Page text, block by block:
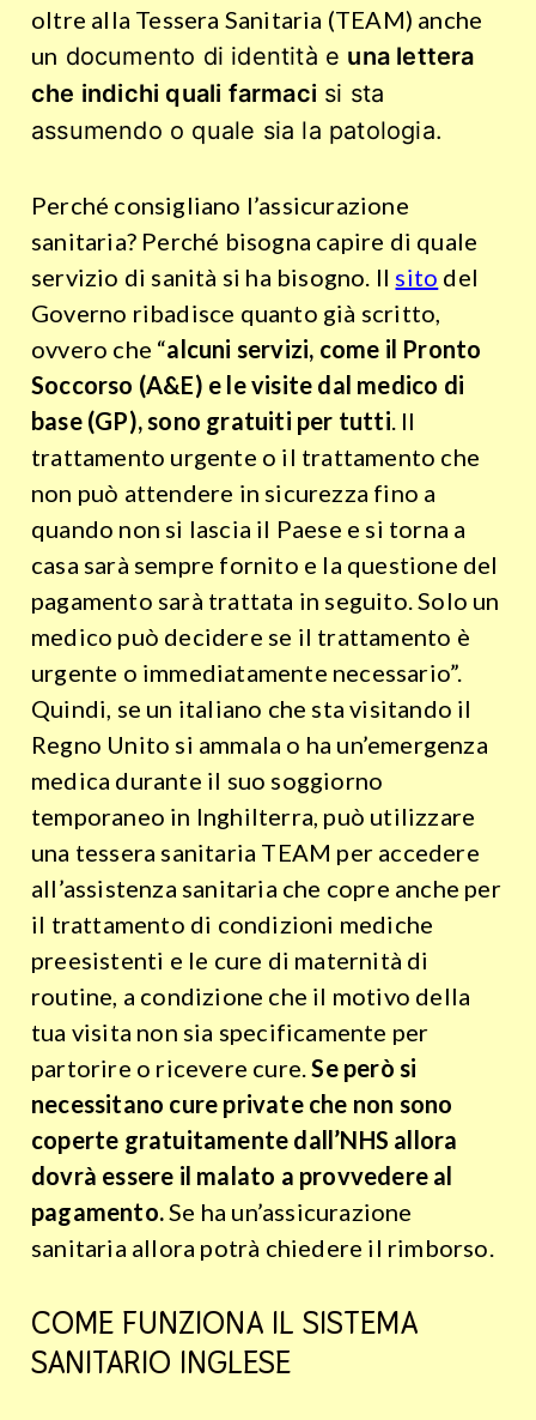
oltre alla Tessera Sanitaria (TEAM) anche
un documento di identità e una lettera
che indichi quali farmaci si sta
assumendo o quale sia la patologia.
Perché consigliano l’assicurazione
sanitaria? Perché bisogna capire di quale
servizio di sanità si ha bisogno. Il sito del
Governo ribadisce quanto già scritto,
ovvero che “alcuni servizi, come il Pronto
Soccorso (A&E) e le visite dal medico di
base (GP), sono gratuiti per tutti. Il
trattamento urgente o il trattamento che
non può attendere in sicurezza fino a
quando non si lascia il Paese e si torna a
casa sarà sempre fornito e la questione del
pagamento sarà trattata in seguito. Solo un
medico può decidere se il trattamento è
urgente o immediatamente necessario”.
Quindi, se un italiano che sta visitando il
Regno Unito si ammala o ha un’emergenza
medica durante il suo soggiorno
temporaneo in Inghilterra, può utilizzare
una tessera sanitaria TEAM per accedere
all’assistenza sanitaria che copre anche per
il trattamento di condizioni mediche
preesistenti e le cure di maternità di
routine, a condizione che il motivo della
tua visita non sia specificamente per
partorire o ricevere cure.Se però si
necessitano cure private che non sono
coperte gratuitamente dall’NHS allora
dovrà essere il malato a provvedere al
pagamento.Se ha un’assicurazione
sanitaria allora potrà chiedere il rimborso.
COME FUNZIONA IL SISTEMA
SANITARIO INGLESE